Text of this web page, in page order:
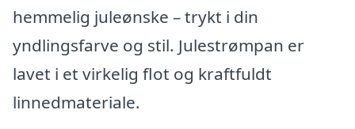
hemmelig juleønske – trykt i din
yndlingsfarve og stil. Julestrømpan er
lavet i et virkelig flot og kraftfuldt
linnedmateriale.